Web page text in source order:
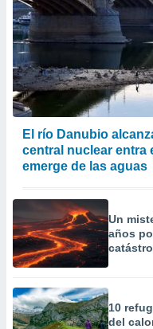
El río Danubio
central nuclear entra
emerge de las aguas
Un
años
10
del